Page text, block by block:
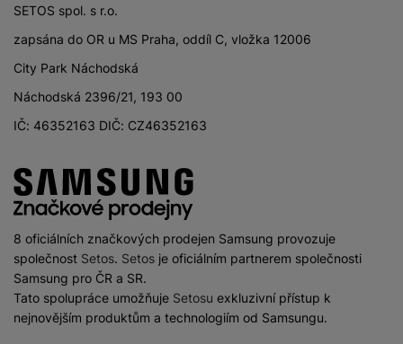
SETOS spol. s r.o.
zapsána do OR u MS Praha, oddíl C, vložka 12006
City Park Náchodská
Náchodská 2396/21, 193 00
IČ: 46352163 DIČ: CZ46352163
8 oficiálních značkových prodejen Samsung provozuje
společnost Setos. Setos je oficiálním partnerem společnosti
Samsung pro ČR a SR.
Tato spolupráce umožňuje Setosu exkluzivní přístup k
nejnovějším produktům a technologiím od Samsungu.